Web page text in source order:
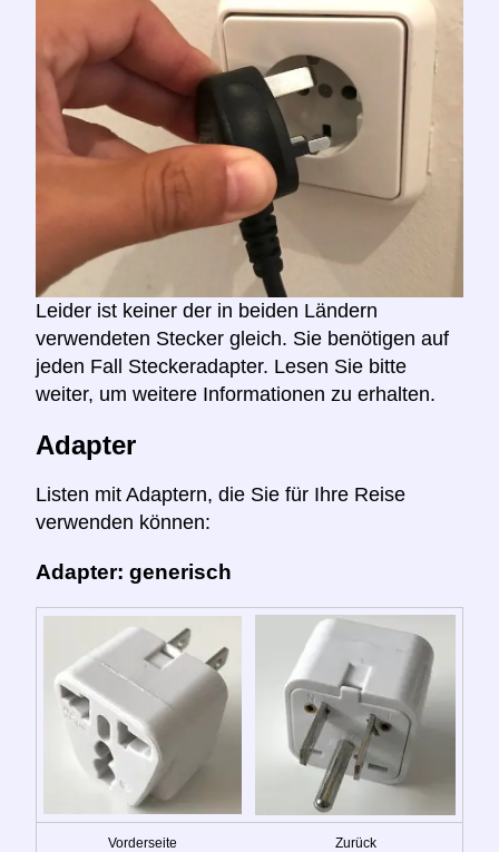
Leider ist keiner der in beiden Ländern
verwendeten Stecker gleich. Sie benötigen auf
jeden Fall Steckeradapter. Lesen Sie bitte
weiter, um weitere Informationen zu erhalten.
Adapter
Listen mit Adaptern, die Sie für Ihre Reise
verwenden können:
Adapter: generisch
Vorderseite Zurück